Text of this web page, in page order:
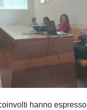
hanno espresso